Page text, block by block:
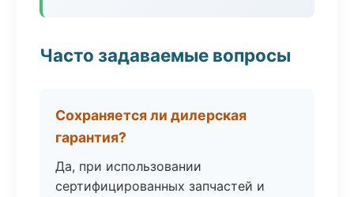
Часто задаваемые вопросы
Сохраняется ли дилерская
гарантия?
Да, при использовании
сертифицированных запчастей и